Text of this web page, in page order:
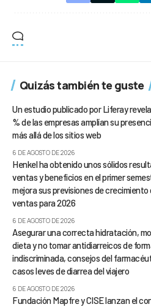
Quizás también te guste
Un estudio publicado por Liferay
% de las empresas amplían su
más allá de los sitios web
6 DE AGOSTO DE 2026
Henkel ha obtenido unos sólidos
ventas y beneficios en el primer
mejora sus previsiones de crecimiento
ventas para 2026
6 DE AGOSTO DE 2026
Asegurar una correcta hidratación,
dieta y no tomar antidiarreicos de
indiscriminada, consejos del
casos leves de diarrea del viajero
6 DE AGOSTO DE 2026
Fundación Mapfre y CISE lanzan el